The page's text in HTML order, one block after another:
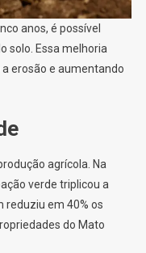
anos, é possível
solo. Essa melhoria
erosão e aumentando
agrícola. Na
verde triplicou a
reduziu em 40% os
do Mato